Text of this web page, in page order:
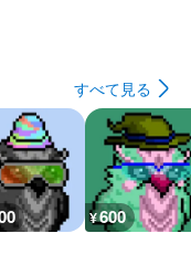
すべて見る
¥600